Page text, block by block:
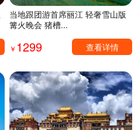
当地跟团游首席丽江 轻奢雪山版
篝火晚会 猪槽...
￥ 1299 查看详情